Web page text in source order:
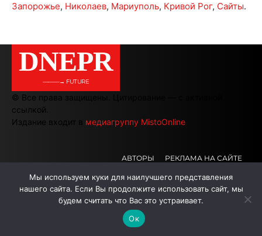
Запорожье, Николаев, Мариуполь, Кривой Рог, Сайты.
DNEPR
———→ FUTURE
© Все права защищены. Цитирование — с активной
ссылкой.
Издание входит в медиагруппу MistoOnline
АВТОРЫ РЕКЛАМА НА САЙТЕ
Мы используем куки для наилучшего представления
нашего сайта. Если Вы продолжите использовать сайт, мы
будем считать что Вас это устраивает.
Ок